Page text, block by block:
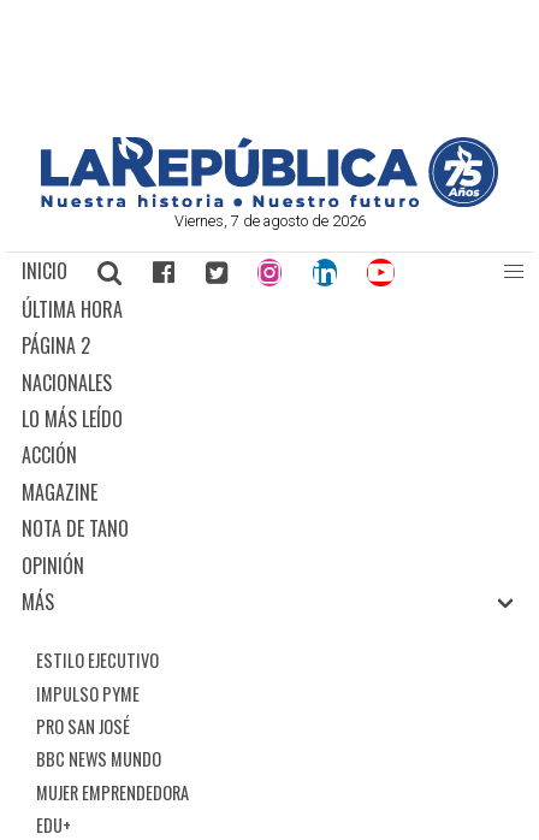
Viernes, 7 de agosto de 2026
INICIO
ÚLTIMA HORA
PÁGINA 2
NACIONALES
LO MÁS LEÍDO
ACCIÓN
MAGAZINE
NOTA DE TANO
OPINIÓN
MÁS
ESTILO EJECUTIVO
IMPULSO PYME
PRO SAN JOSÉ
BBC NEWS MUNDO
MUJER EMPRENDEDORA
EDU+